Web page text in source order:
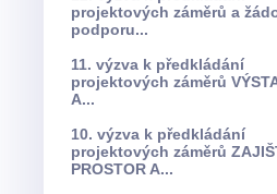
projektových záměrů a
podporu...
11. výzva k předkládání
projektových záměrů
A...
10. výzva k předkládání
projektových záměrů
PROSTOR A...